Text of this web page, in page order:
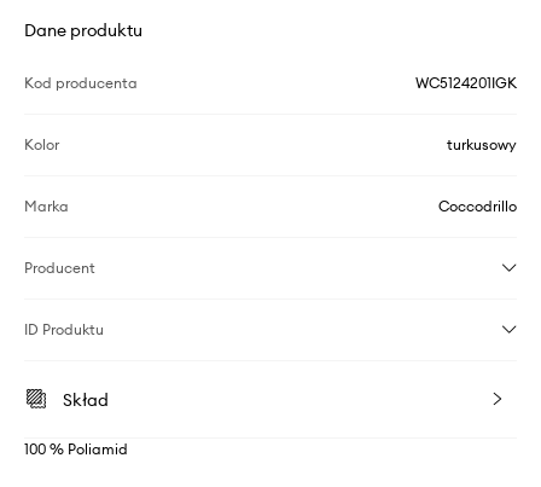
Dane produktu
Kod producenta WC5124201IGK
Kolor turkusowy
Marka Coccodrillo
Producent
ID Produktu
Skład
100 % Poliamid